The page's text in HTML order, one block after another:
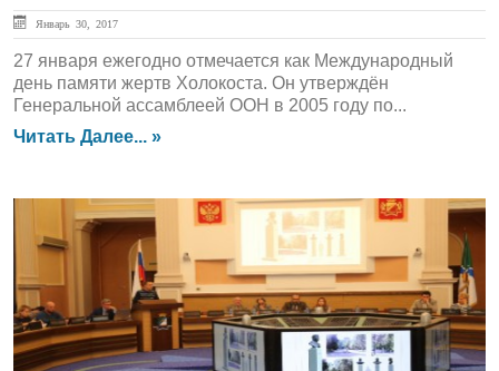
Январь 30, 2017
27 января ежегодно отмечается как Международный
день памяти жертв Холокоста. Он утверждён
Генеральной ассамблеей ООН в 2005 году по...
Читать Далее... »
ЛЕНТА НОВОСТЕЙ